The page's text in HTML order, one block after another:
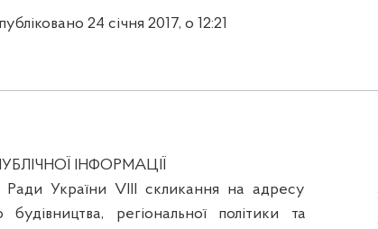
24 січня 2017, о 12:21
ІНФОРМАЦІЇ
Ради України VIII скликання на адресу
регіональної політики та